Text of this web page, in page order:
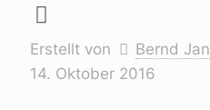
Erstellt von Bernd
14. Oktober 2016